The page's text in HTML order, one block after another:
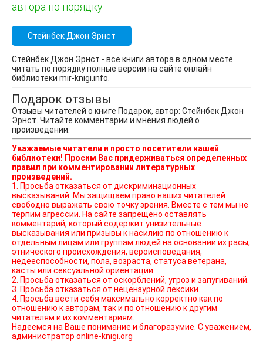
автора по порядку
Стейнбек Джон Эрнст
Стейнбек Джон Эрнст - все книги автора в одном месте
читать по порядку полные версии на сайте онлайн
библиотеки mir-knigi.info.
Подарок отзывы
Отзывы читателей о книге Подарок, автор: Стейнбек Джон
Эрнст. Читайте комментарии и мнения людей о
произведении.
Уважаемые читатели и просто посетители нашей
библиотеки! Просим Вас придерживаться определенных
правил при комментировании литературных
произведений.
1. Просьба отказаться от дискриминационных
высказываний. Мы защищаем право наших читателей
свободно выражать свою точку зрения. Вместе с тем мы не
терпим агрессии. На сайте запрещено оставлять
комментарий, который содержит унизительные
высказывания или призывы к насилию по отношению к
отдельным лицам или группам людей на основании их расы,
этнического происхождения, вероисповедания,
недееспособности, пола, возраста, статуса ветерана,
касты или сексуальной ориентации.
2. Просьба отказаться от оскорблений, угроз и запугиваний.
3. Просьба отказаться от нецензурной лексики.
4. Просьба вести себя максимально корректно как по
отношению к авторам, так и по отношению к другим
читателям и их комментариям.
Надеемся на Ваше понимание и благоразумие. С уважением,
администратор online-knigi.org